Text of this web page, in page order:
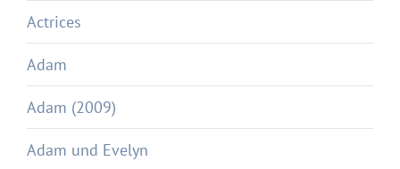
Actrices
Adam
Adam (2009)
Adam und Evelyn